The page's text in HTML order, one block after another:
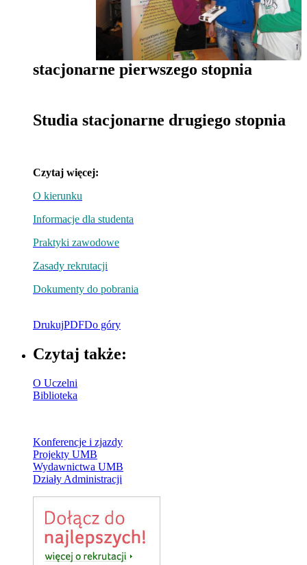
stacjonarne pierwszego stopnia
Studia stacjonarne drugiego stopnia
Czytaj więcej:
O kierunku
Informacje dla studenta
Praktyki zawodowe
Zasady rekrutacji
Dokumenty do pobrania
DrukujPDFDo góry
Czytaj także:
O Uczelni
Biblioteka
Konferencje i zjazdy
Projekty UMB
Wydawnictwa UMB
Działy Administracji